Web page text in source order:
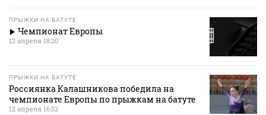
ПРЫЖКИ НА БАТУТЕ
Чемпионат Европы
12 апреля 18:20
ПРЫЖКИ НА БАТУТЕ
Россиянка Калашникова победила на
чемпионате Европы по прыжкам на батуте
12 апреля 16:52